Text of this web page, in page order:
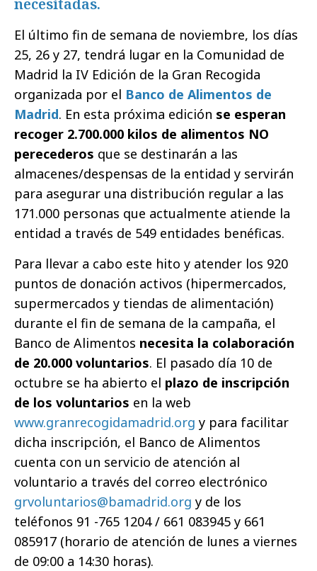
necesitadas.
El último fin de semana de noviembre, los días
25, 26 y 27, tendrá lugar en la Comunidad de
Madrid la IV Edición de la Gran Recogida
organizada por el Banco de Alimentos de
Madrid. En esta próxima edición se esperan
recoger 2.700.000 kilos de alimentos NO
perecederos que se destinarán a las
almacenes/despensas de la entidad y servirán
para asegurar una distribución regular a las
171.000 personas que actualmente atiende la
entidad a través de 549 entidades benéficas.
Para llevar a cabo este hito y atender los 920
puntos de donación activos (hipermercados,
supermercados y tiendas de alimentación)
durante el fin de semana de la campaña, el
Banco de Alimentos necesita la colaboración
de 20.000 voluntarios. El pasado día 10 de
octubre se ha abierto el plazo de inscripción
de los voluntarios en la web
www.granrecogidamadrid.org y para facilitar
dicha inscripción, el Banco de Alimentos
cuenta con un servicio de atención al
voluntario a través del correo electrónico
grvoluntarios@bamadrid.org y de los
teléfonos 91 -765 1204 / 661 083945 y 661
085917 (horario de atención de lunes a viernes
de 09:00 a 14:30 horas).